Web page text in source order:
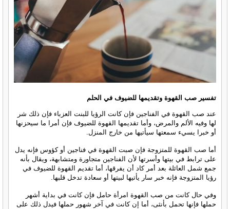
تفسير صب القهوة وتقديمها للضيوف في الحلم
عند صب القهوة في الفناجين فإن كانت الرؤيا للبنت العزباء فإن ذلك شر
لها وفيه الألم والمرض، وأما تقديمها القهوة للضيوف فإن أمرا ما سيحزنها
أو خبرا يسيء سمعتها سيأتيها من خارج المنزل.
أما صب القهوة للمتزوجة فإن صبت القهوة في فناجين أو كؤوس فإنه يدل
على ترابط في بيتها وأسرتها لأن الفناجين متجاورة ومتشابهة، ويقال بأنه
جمع شمل العائلة بعد أمر كاد أن يفرقها، أما تقديم القهوة للضيوف في
رؤيا المتزوجة فإنه خبر سار يأتيها لبيتها أو سعادة تدخل قلبها.
وفي حال كانت من صب القهوة امرأة حامل فإن كانت في بداية أشهر
حملها فإنها تحمل بأنثى، أما إن كانت في آخر شهور حملها فيدل ذلك على